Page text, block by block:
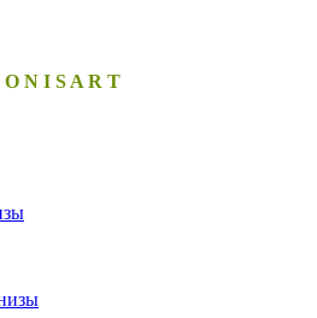
N I S A R T